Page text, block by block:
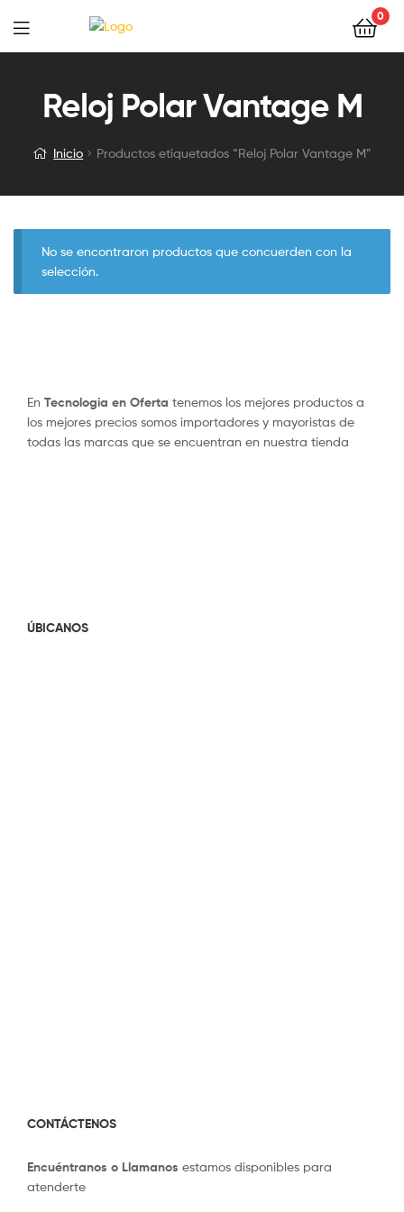
0
Reloj Polar Vantage M
Inicio Productos etiquetados “Reloj Polar Vantage M”
No se encontraron productos que concuerden con la
selección.
En Tecnologia en Oferta tenemos los mejores productos a
los mejores precios somos importadores y mayoristas de
todas las marcas que se encuentran en nuestra tienda
ÚBICANOS
CONTÁCTENOS
Encuéntranos o Llamanos estamos disponibles para
atenderte